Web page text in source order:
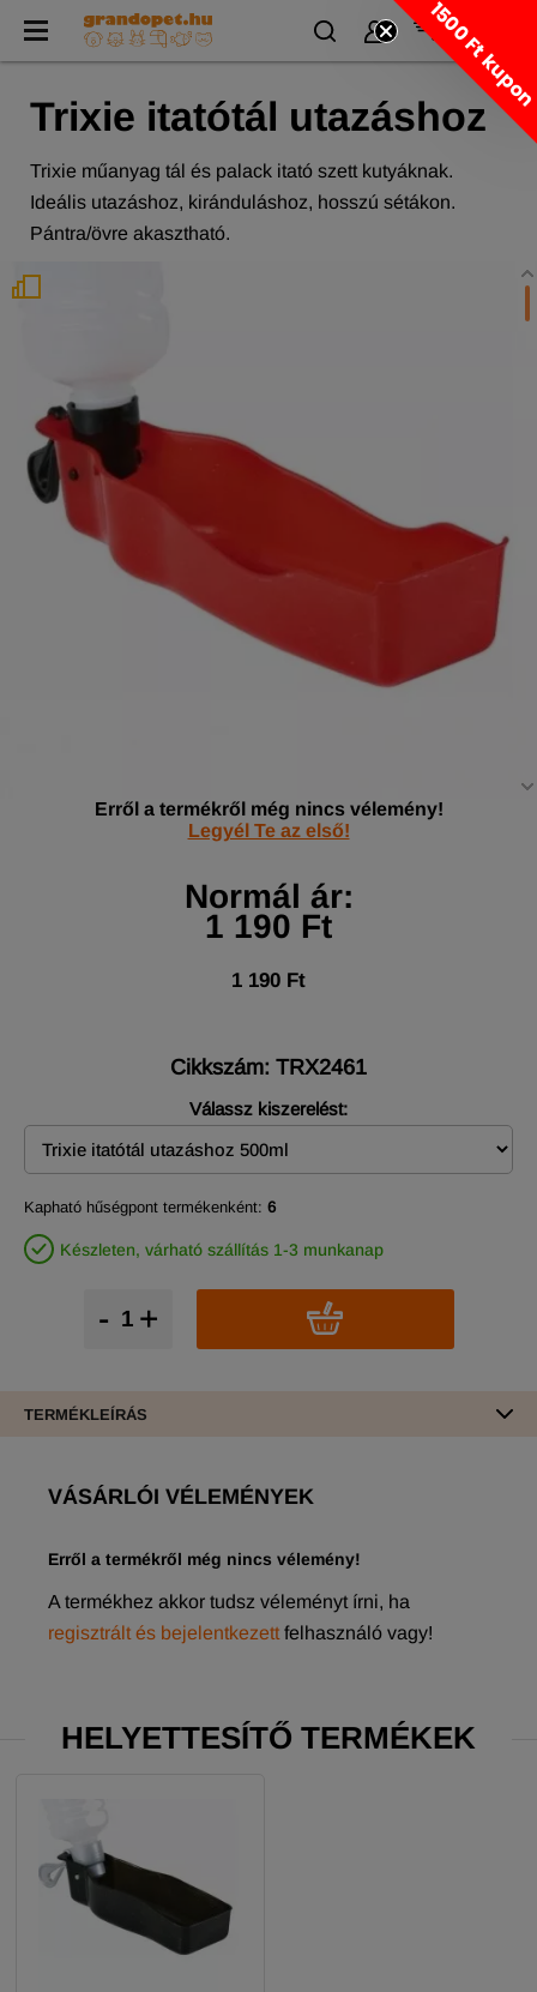
Trixie itatótál utazáshoz
Trixie műanyag tál és palack itató szett kutyáknak.
Ideális utazáshoz, kiránduláshoz, hosszú sétákon.
Pántra/övre akasztható.
Erről a termékről még nincs vélemény!
Legyél Te az első!
Normál ár:
1 190 Ft
1 190 Ft
Cikkszám: TRX2461
Válassz kiszerelést:
Kapható hűségpont termékenként: 6
Készleten, várható szállítás 1-3 munkanap
+
-
TERMÉKLEÍRÁS
VÁSÁRLÓI VÉLEMÉNYEK
Erről a termékről még nincs vélemény!
A termékhez akkor tudsz véleményt írni, ha
regisztrált és bejelentkezett felhasználó vagy!
HELYETTESÍTŐ TERMÉKEK
1500 Ft